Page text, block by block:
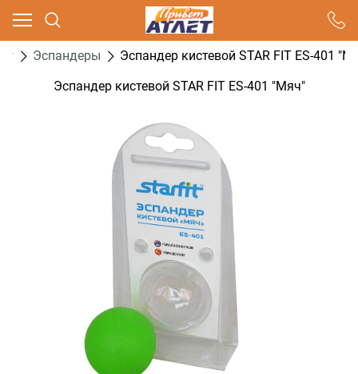
Эспандеры
Эспандер кистевой STAR FIT ES-401
Эспандер кистевой STAR FIT ES-401 "Мяч"
Ваш город - Москва,
угадали?
ДА НЕТ